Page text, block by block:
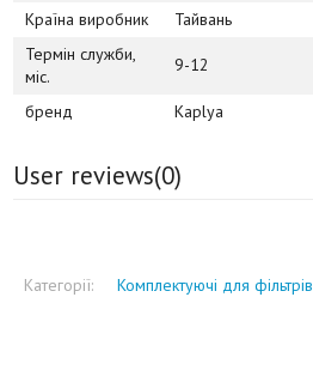
Країна виробник
Тайвань
Термін служби,
міс.
9-12
бренд Kaplya
User reviews(0)
Категорії: Комплектуючі для фільтрів